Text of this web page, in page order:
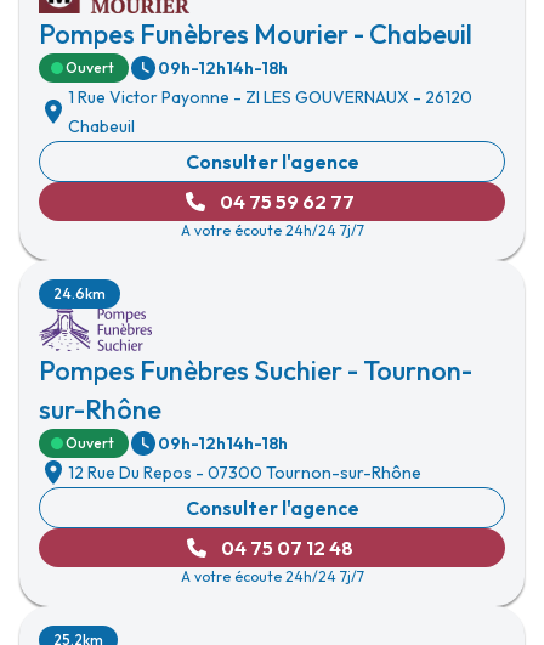
Pompes Funèbres Mourier - Chabeuil
Ouvert 09h-12h14h-18h
1 Rue Victor Payonne - ZI LES GOUVERNAUX - 26120
Chabeuil
Consulter l'agence
04 75 59 62 77
A votre écoute 24h/24 7j/7
Pompes Funèbres Suchier - Tournon-
sur-Rhône
24.6km
Ouvert 09h-12h14h-18h
12 Rue Du Repos - 07300 Tournon-sur-Rhône
Consulter l'agence
04 75 07 12 48
A votre écoute 24h/24 7j/7
25.2km